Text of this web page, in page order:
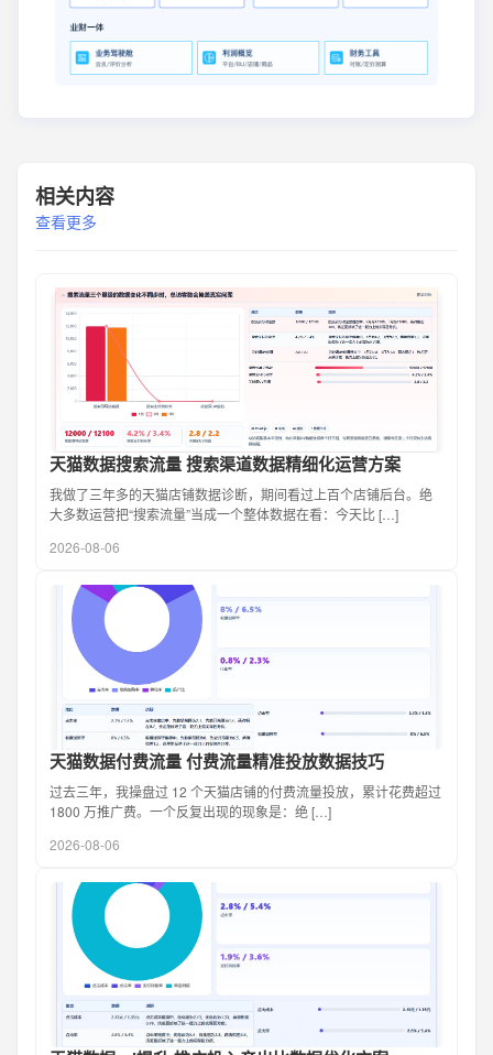
相关内容
查看更多
天猫数据搜索流量 搜索渠道数据精细化运营方案
我做了三年多的天猫店铺数据诊断，期间看过上百个店铺后台。绝
大多数运营把“搜索流量”当成一个整体数据在看：今天比 […]
2026-08-06
天猫数据付费流量 付费流量精准投放数据技巧
过去三年，我操盘过 12 个天猫店铺的付费流量投放，累计花费超过
1800 万推广费。一个反复出现的现象是：绝 […]
2026-08-06